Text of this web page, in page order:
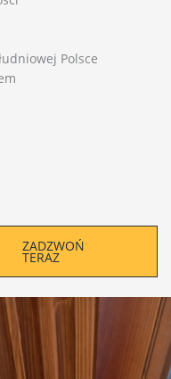
Polsce
ZADZWOŃ
TERAZ